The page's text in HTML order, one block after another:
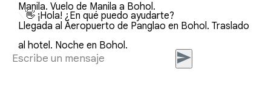
Manila. Vuelo de Manila a Bohol.
Llegada al Aeropuerto de Panglao en Bohol. Traslado
al hotel. Noche en Bohol.
👋 ¡Hola! ¿En qué puedo ayudarte?